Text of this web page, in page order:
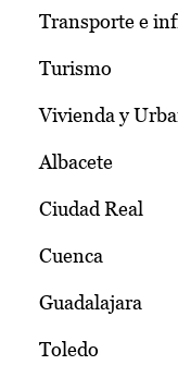
Transporte e
Turismo
Vivienda y
Albacete
Ciudad Real
Cuenca
Guadalajara
Toledo